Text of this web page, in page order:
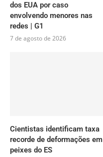
dos EUA por caso
envolvendo menores nas
redes | G1
7 de agosto de 2026
Cientistas identificam taxa
recorde de deformações em
peixes do ES